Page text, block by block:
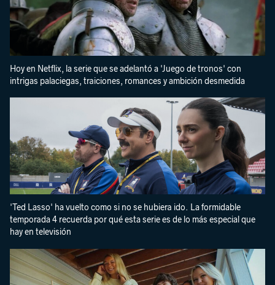
Hoy en Netflix, la serie que se adelantó a 'Juego de tronos' con
intrigas palaciegas, traiciones, romances y ambición desmedida
'Ted Lasso' ha vuelto como si no se hubiera ido. La formidable
temporada 4 recuerda por qué esta serie es de lo más especial que
hay en televisión